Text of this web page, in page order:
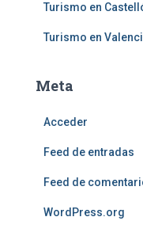
Turismo en
Turismo en
Meta
Acceder
Feed de entradas
Feed de
WordPress.org